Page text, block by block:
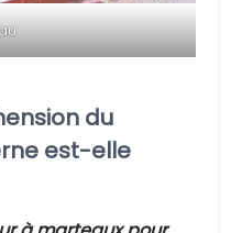
du
est-elle